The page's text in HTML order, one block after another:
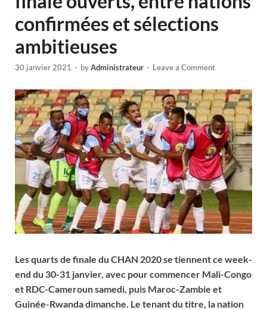
confirmées et sélections
ambitieuses
30 janvier 2021 - byAdministrateur - Leave a Comment
Les quarts de finale du CHAN 2020 se tiennent ce week-
end du 30-31 janvier, avec pour commencer Mali-Congo
et RDC-Cameroun samedi, puis Maroc-Zambie et
Guinée-Rwanda dimanche. Le tenant du titre, la nation